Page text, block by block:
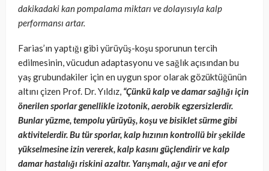
dakikadaki kan pompalama miktarı ve dolayısıyla kalp
performansı artar.
Farias’ın yaptığı gibi yürüyüş-koşu sporunun tercih
edilmesinin, vücudun adaptasyonu ve sağlık açısından bu
yaş grubundakiler için en uygun spor olarak gözüktüğünün
altını çizen Prof. Dr. Yıldız, “Çünkü kalp ve damar sağlığı için
önerilen sporlar genellikle izotonik, aerobik egzersizlerdir.
Bunlar yüzme, tempolu yürüyüş, koşu ve bisiklet sürme gibi
aktivitelerdir. Bu tür sporlar, kalp hızının kontrollü bir şekilde
yükselmesine izin vererek, kalp kasını güçlendirir ve kalp
damar hastalığı riskini azaltır. Yarışmalı, ağır ve ani efor